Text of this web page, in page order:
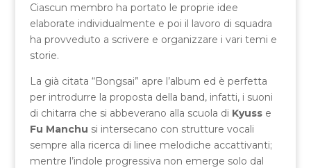
Ciascun membro ha portato le proprie idee
elaborate individualmente e poi il lavoro di squadra
ha provveduto a scrivere e organizzare i vari temi e
storie.
La già citata “Bongsai” apre l’album ed è perfetta
per introdurre la proposta della band, infatti, i suoni
di chitarra che si abbeverano alla scuola di Kyusse
Fu Manchu si intersecano con strutture vocali
sempre alla ricerca di linee melodiche accattivanti;
mentre l’indole progressiva non emerge solo dal